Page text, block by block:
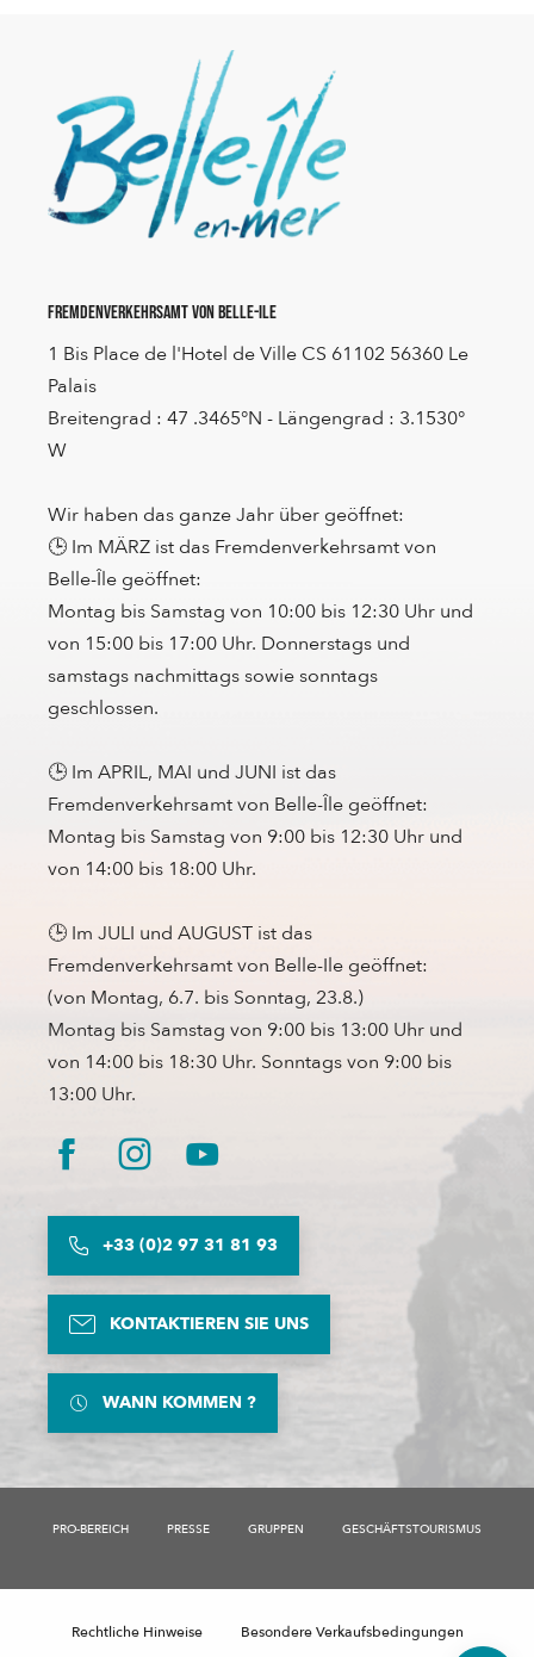
Fremdenverkehrsamt von Belle-Ile
1 Bis Place de l'Hotel de Ville CS 61102 56360 Le
Palais
Breitengrad : 47 .3465°N - Längengrad : 3.1530°
W
Wir haben das ganze Jahr über geöffnet:
🕒 Im MÄRZ ist das Fremdenverkehrsamt von
Belle-Île geöffnet:
Montag bis Samstag von 10:00 bis 12:30 Uhr und
von 15:00 bis 17:00 Uhr. Donnerstags und
samstags nachmittags sowie sonntags
geschlossen.
🕒 Im APRIL, MAI und JUNI ist das
Fremdenverkehrsamt von Belle-Île geöffnet:
Montag bis Samstag von 9:00 bis 12:30 Uhr und
von 14:00 bis 18:00 Uhr.
🕒 Im JULI und AUGUST ist das
Fremdenverkehrsamt von Belle-Ile geöffnet:
(von Montag, 6.7. bis Sonntag, 23.8.)
Montag bis Samstag von 9:00 bis 13:00 Uhr und
von 14:00 bis 18:30 Uhr. Sonntags von 9:00 bis
13:00 Uhr.
+33 (0)2 97 31 81 93
KONTAKTIEREN SIE UNS
WANN KOMMEN ?
PRO-BEREICH PRESSE GRUPPEN GESCHÄFTSTOURISMUS
Rechtliche Hinweise
Besondere Verkaufsbedingungen